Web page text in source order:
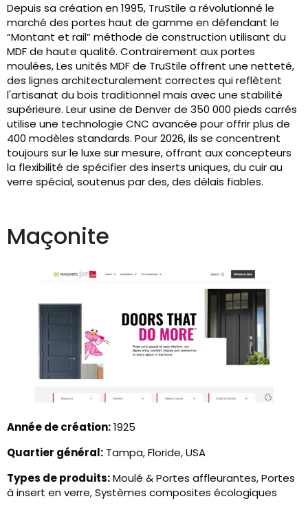
Depuis sa création en 1995, TruStile a révolutionné le
marché des portes haut de gamme en défendant le
“Montant et rail” méthode de construction utilisant du
MDF de haute qualité. Contrairement aux portes
moulées, Les unités MDF de TruStile offrent une netteté,
des lignes architecturalement correctes qui reflètent
l'artisanat du bois traditionnel mais avec une stabilité
supérieure. Leur usine de Denver de 350 000 pieds carrés
utilise une technologie CNC avancée pour offrir plus de
400 modèles standards. Pour 2026, ils se concentrent
toujours sur le luxe sur mesure, offrant aux concepteurs
la flexibilité de spécifier des inserts uniques, du cuir au
verre spécial, soutenus par des, des délais fiables.
Maçonite
Année de création:1925
Quartier général: Tampa, Floride, USA
Types de produits:Moulé & Portes affleurantes, Portes
à insert en verre, Systèmes composites écologiques